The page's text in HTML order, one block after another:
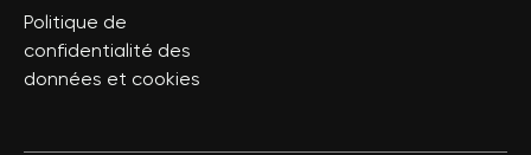
Politique de
confidentialité des
données et cookies